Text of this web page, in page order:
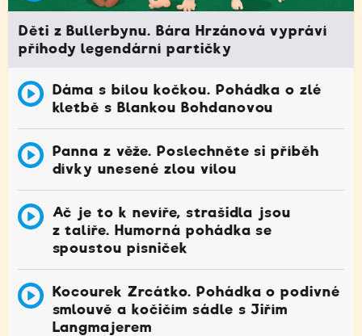
Děti z Bullerbynu. Bára Hrzánová vypráví
příhody legendární partičky
Dáma s bílou kočkou. Pohádka o zlé
kletbě s Blankou Bohdanovou
Panna z věže. Poslechněte si příběh
dívky unesené zlou vílou
Ač je to k nevíře, strašidla jsou
z talíře. Humorná pohádka se
spoustou písniček
Kocourek Zrcátko. Pohádka o podivné
smlouvě a kočičím sádle s Jiřím
Langmajerem